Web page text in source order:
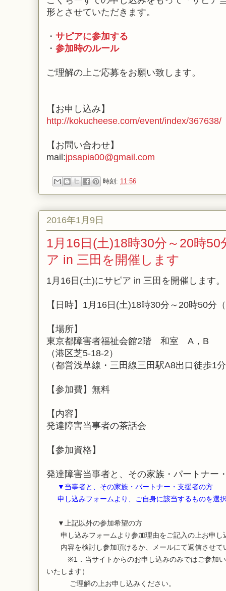
形とさせていただきます。
・ サピアに参加する
・ 参加時のルール
ご理解の上ご応募をお願い致します。
【お申し込み】
http://kokucheese.com/event/index/367638/
【お問い合わせ】
mail:jpsapia00@gmail.com
時刻: 11:56
2016年1月9日
1月16日(土)18時30分～20時
ア in 三田を開催します
1月16日(土)にサピア in 三田を開催します。
【日時】1月16日(土)18時30分～20時50分
【場所】
東京都障害者福祉会館2階 和室 A，B
（港区芝5-18-2）
（都営浅草線・三田線三田駅A8出口徒歩1
【参加費】無料
【内容】
発達障害当事者の茶話会
【参加資格】
発達障害当事者と、その家族・パートナー
▼当事者と、その家族・パートナー・支援者の方
申し込みフォームより、ご自身に該当するものを選
▼上記以外の参加希望の方
申し込みフォームより参加理由をご記入の上お申し
内容を検討し参加頂けるか、メールにて返信させて
※1．当サイトからのお申し込みのみではご参加い
いたします）
ご理解の上お申し込みください。